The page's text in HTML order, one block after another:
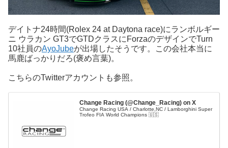
デイトナ24時間(Rolex 24 at Daytona race)にランボルギー
ニ ウラカン GT3でGTDクラスにForzaのデザインでTurn
10社員のAyoJubeが出場したそうです。この会社本当に
馬鹿ばっかりだろ(褒め言葉)。
こちらのTwitterアカウントも参照。
Change Racing (@Change_Racing) on X
Change Racing USA / Charlotte,NC / Lamborghini Super
Trofeo FIA World Champions 🇺🇸